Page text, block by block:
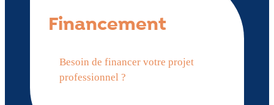
Financement
Besoin de financer votre projet
professionnel ?